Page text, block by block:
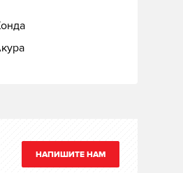
НАПИШИТЕ НАМ